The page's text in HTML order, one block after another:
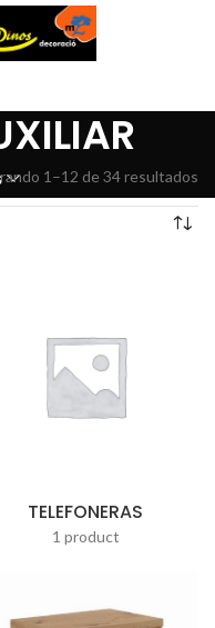
1–12 de 34 resultados
TELEFONERAS
1 product